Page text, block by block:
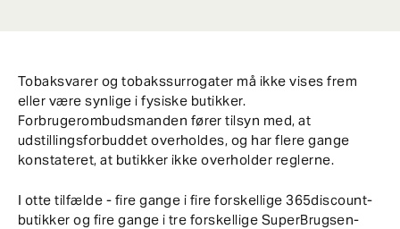
Tobaksvarer og tobakssurrogater må ikke vises frem
eller være synlige i fysiske butikker.
Forbrugerombudsmanden fører tilsyn med, at
udstillingsforbuddet overholdes, og har flere gange
konstateret, at butikker ikke overholder reglerne.
I otte tilfælde - fire gange i fire forskellige 365discount-
butikker og fire gange i tre forskellige SuperBrugsen-